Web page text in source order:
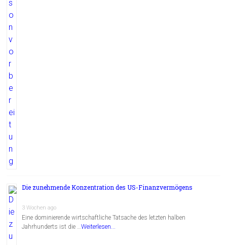
Die zunehmende Konzentration des US-Finanzvermögens
3 Wochen ago
Eine dominierende wirtschaftliche Tatsache des letzten halben
Jahrhunderts ist die …Weiterlesen...